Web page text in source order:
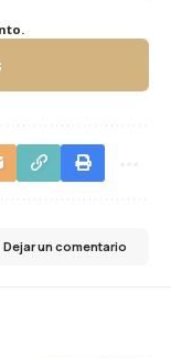
Dejar un comentario